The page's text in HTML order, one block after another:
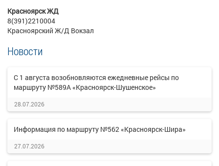
Красноярск ЖД
8(391)2210004
Красноярский Ж/Д Вокзал
Новости
С 1 августа возобновляются ежедневные рейсы по
маршруту №589А «Красноярск-Шушенское»
28.07.2026
Информация по маршруту №562 «Красноярск-Шира»
27.07.2026